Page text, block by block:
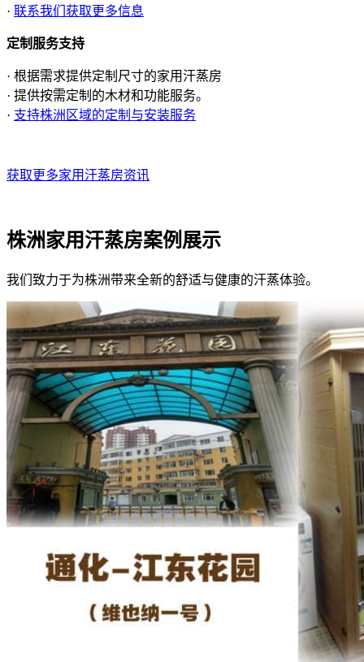
· 联系我们获取更多信息
定制服务支持
· 根据需求提供定制尺寸的家用汗蒸房
· 提供按需定制的木材和功能服务。
· 支持株洲区域的定制与安装服务
获取更多家用汗蒸房资讯
株洲家用汗蒸房案例展示
我们致力于为株洲带来全新的舒适与健康的汗蒸体验。